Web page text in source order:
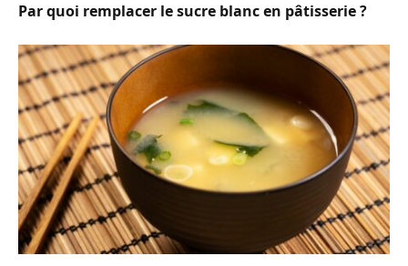
Par quoi remplacer le sucre blanc en pâtisserie ?